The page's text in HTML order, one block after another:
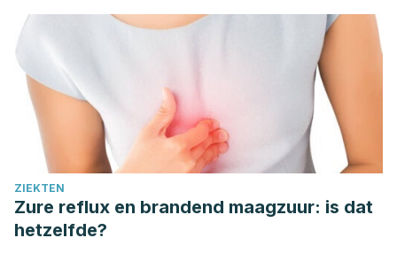
ZIEKTEN
Zure reflux en brandend maagzuur: is dat
hetzelfde?